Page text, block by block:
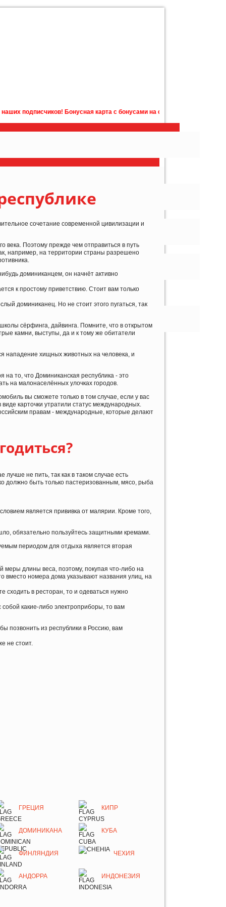
Бонусная карта с бонусами на счету в подарок! Подробности у
сочетание современной цивилизации и
века. Поэтому прежде чем отправиться в путь
например, на территории страны разрешено
доминиканцем, он начнёт активно
к простому приветствию. Стоит вам только
доминиканец. Но не стоит этого пугаться, так
сёрфинга, дайвинга. Помните, что в открытом
камни, выступы, да и к тому же обитатели
нападение хищных животных на человека, и
то, что Доминиканская республика - это
на малонаселённых улочках городов.
вы сможете только в том случае, если у вас
карточки утратили статус международных.
правам - международные, которые делают
не пить, так как в таком случае есть
должно быть только пастеризованным, мясо, рыба
является прививка от малярии. Кроме того,
обязательно пользуйтесь защитными кремами.
периодом для отдыха является вторая
длины веса, поэтому, покупая что-либо на
вместо номера дома указывают названия улиц, на
сходить в ресторан, то и одеваться нужно
какие-либо электроприборы, то вам
позвонить из республики в Россию, вам
не стоит.
ГРЕЦИЯ КИПР
ДОМИНИКАНА КУБА
ФИНЛЯНДИЯ ЧЕХИЯ
АНДОРРА ИНДОНЕЗИЯ